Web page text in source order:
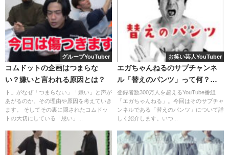
ゆーの3人が出演している動画です！
この企画は、ガストに宅配を頼んで時間と味と見た目とを
勝負するという動画です。
3人とも、意外とふざけずなかなかクオリティの高いものが
出来上がっています！さすが元店員♪
そして見ているとだんだんガストのメニューが食べたくな
ってきます。
【文vs理】30分間でニンニクたくさん食べた
これだけできれば十分だと思います♪
まとめ グループYouTuber
コムドットの企画はつまらな
い？嫌いと言われる原因とは？
ト」がなぜ「つまらない」「嫌い」と声が
あがるのか。その理由や原因を考えていき
ます。 そしてその裏に隠されたコムドッ
トの大切にしている「思い」...
お笑い芸人YouTuber
エガちゃんねるのサブチャンネ
ル「替えのパンツ」って何？ど
ういう意味でつけたの？
登録者数300万人を超えるYouTube番組
「エガちゃんねる」。今回はそのサブチャ
ンネルである「替えのパンツ」について詳
しく紹介します。いつ...